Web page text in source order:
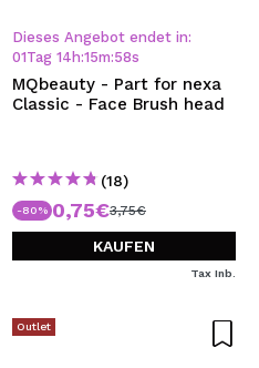
Dieses Angebot endet in:
01Tag 14 h:15m:57s
MQbeauty - Part for nexa
Classic - Face Brush head
(18)
-80% 0,75€3,75€
KAUFEN
Tax Inb.
Outlet